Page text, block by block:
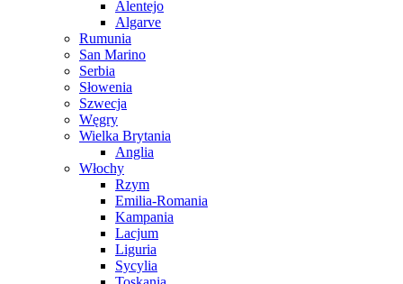
Alentejo
Algarve
Rumunia
San Marino
Serbia
Słowenia
Szwecja
Węgry
Wielka Brytania
Anglia
Włochy
Rzym
Emilia-Romania
Kampania
Lacjum
Liguria
Sycylia